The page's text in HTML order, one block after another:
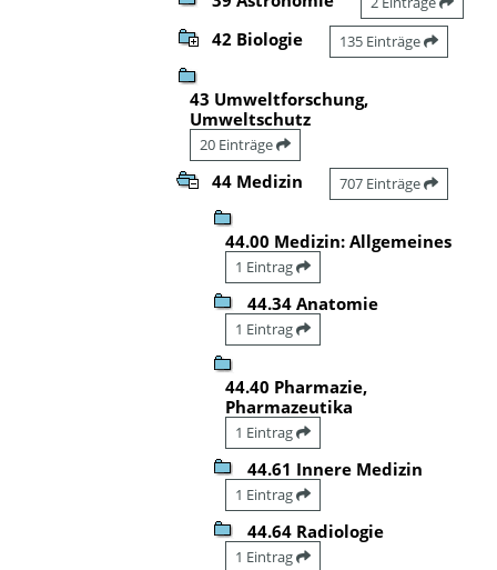
42 Biologie 135 Einträge
43 Umweltforschung,
Umweltschutz
20 Einträge
44 Medizin 707 Einträge
44.00 Medizin: Allgemeines
1 Eintrag
44.34 Anatomie
1 Eintrag
44.40 Pharmazie,
Pharmazeutika
1 Eintrag
44.61 Innere Medizin
1 Eintrag
44.64 Radiologie
1 Eintrag